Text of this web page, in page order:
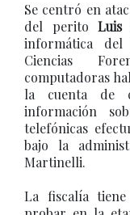
Se centró en
del peritoLuis
informática
Ciencias
computadoras
la cuenta de
información
telefónicas
bajo la
Martinelli.
La fiscalía